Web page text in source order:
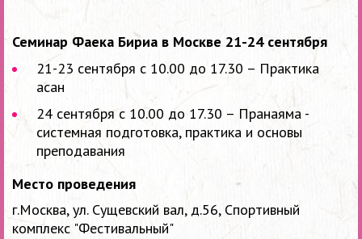
Семинар Фаека Бириа в Москве 21-24 сентября
21-23 сентября с 10.00 до 17.30 – Практика
асан
24 сентября с 10.00 до 17.30 – Пранаяма -
системная подготовка, практика и основы
преподавания
Место проведения
г.Москва, ул. Сущевский вал, д.56, Спортивный
комплекс "Фестивальный"